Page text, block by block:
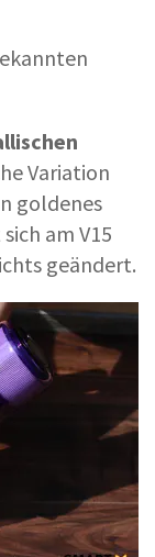
Variation
goldenes
am V15
geändert.